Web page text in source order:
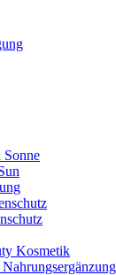
Sonne
Kosmetik